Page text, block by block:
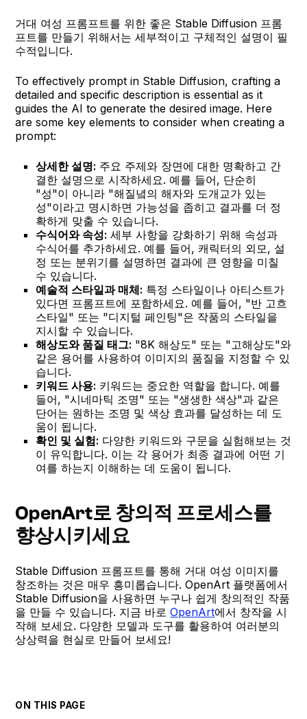
거대 여성 프롬프트를 위한 좋은 Stable Diffusion 프롬
프트를 만들기 위해서는 세부적이고 구체적인 설명이 필
수적입니다.
To effectively prompt in Stable Diffusion, crafting a
detailed and specific description is essential as it
guides the AI to generate the desired image. Here
are some key elements to consider when creating a
prompt:
상세한 설명: 주요 주제와 장면에 대한 명확하고 간
결한 설명으로 시작하세요. 예를 들어, 단순히
"성"이 아니라 "해질녘의 해자와 도개교가 있는
성"이라고 명시하면 가능성을 좁히고 결과를 더 정
확하게 맞출 수 있습니다.
수식어와 속성: 세부 사항을 강화하기 위해 속성과
수식어를 추가하세요. 예를 들어, 캐릭터의 외모, 설
정 또는 분위기를 설명하면 결과에 큰 영향을 미칠
수 있습니다.
예술적 스타일과 매체: 특정 스타일이나 아티스트가
있다면 프롬프트에 포함하세요. 예를 들어, "반 고흐
스타일" 또는 "디지털 페인팅"은 작품의 스타일을
지시할 수 있습니다.
해상도와 품질 태그: "8K 해상도" 또는 "고해상도"와
같은 용어를 사용하여 이미지의 품질을 지정할 수 있
습니다.
키워드 사용: 키워드는 중요한 역할을 합니다. 예를
들어, "시네마틱 조명" 또는 "생생한 색상"과 같은
단어는 원하는 조명 및 색상 효과를 달성하는 데 도
움이 됩니다.
확인 및 실험: 다양한 키워드와 구문을 실험해보는 것
이 유익합니다. 이는 각 용어가 최종 결과에 어떤 기
여를 하는지 이해하는 데 도움이 됩니다.
OpenArt로 창의적 프로세스를
향상시키세요
Stable Diffusion 프롬프트를 통해 거대 여성 이미지를
창조하는 것은 매우 흥미롭습니다. OpenArt 플랫폼에서
Stable Diffusion을 사용하면 누구나 쉽게 창의적인 작품
을 만들 수 있습니다. 지금 바로OpenArt에서 창작을 시
작해 보세요. 다양한 모델과 도구를 활용하여 여러분의
상상력을 현실로 만들어 보세요!
ON THIS PAGE